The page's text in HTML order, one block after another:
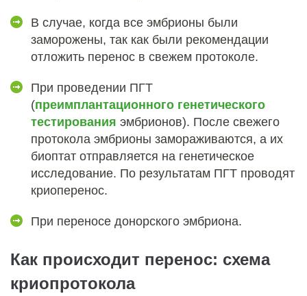
В случае, когда все эмбрионы были
заморожены, так как были рекомендации
отложить перенос в свежем протоколе.
При проведении ПГТ
(преимплантационного генетического
тестирования эмбрионов). После свежего
протокола эмбрионы замораживаются, а их
биоптат отправляется на генетическое
исследование. По результатам ПГТ проводят
криоперенос.
При переносе донорского эмбриона.
Как происходит перенос: схема
криопротокола